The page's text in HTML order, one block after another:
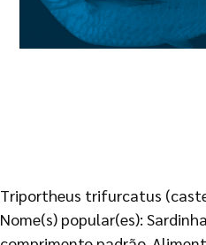
Triportheus trifurcatus
Nome(s) popular(es):